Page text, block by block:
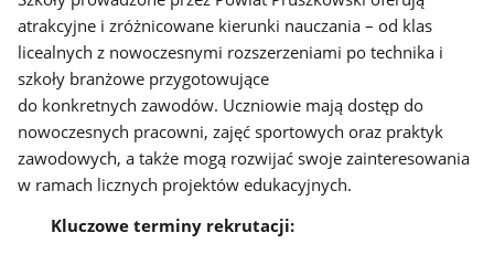
atrakcyjne i zróżnicowane kierunki nauczania – od klas
licealnych z nowoczesnymi rozszerzeniami po technika i
szkoły branżowe przygotowujące
do konkretnych zawodów. Uczniowie mają dostęp do
nowoczesnych pracowni, zajęć sportowych oraz praktyk
zawodowych, a także mogą rozwijać swoje zainteresowania
w ramach licznych projektów edukacyjnych.
Kluczowe terminy rekrutacji: